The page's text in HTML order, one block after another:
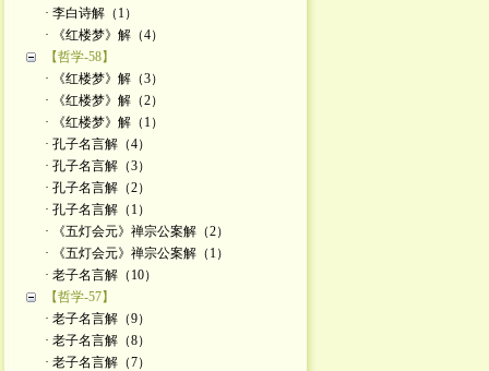
· 李白诗解（1）
· 《红楼梦》解（4）
【哲学-58】
· 《红楼梦》解（3）
· 《红楼梦》解（2）
· 《红楼梦》解（1）
· 孔子名言解（4）
· 孔子名言解（3）
· 孔子名言解（2）
· 孔子名言解（1）
· 《五灯会元》禅宗公案解（2）
· 《五灯会元》禅宗公案解（1）
· 老子名言解（10）
【哲学-57】
· 老子名言解（9）
· 老子名言解（8）
· 老子名言解（7）